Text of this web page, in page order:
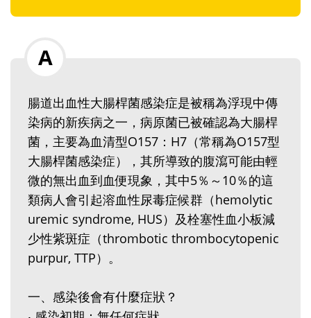
腸道出血性大腸桿菌感染症是被稱為浮現中傳
染病的新疾病之一，病原菌已被確認為大腸桿
菌，主要為血清型O157：H7（常稱為O157型
大腸桿菌感染症），其所導致的腹瀉可能由輕
微的無出血到血便現象，其中5％～10％的這
類病人會引起溶血性尿毒症候群（hemolytic
uremic syndrome, HUS）及栓塞性血小板減
少性紫斑症（thrombotic thrombocytopenic
purpur, TTP）。
一、感染後會有什麼症狀？